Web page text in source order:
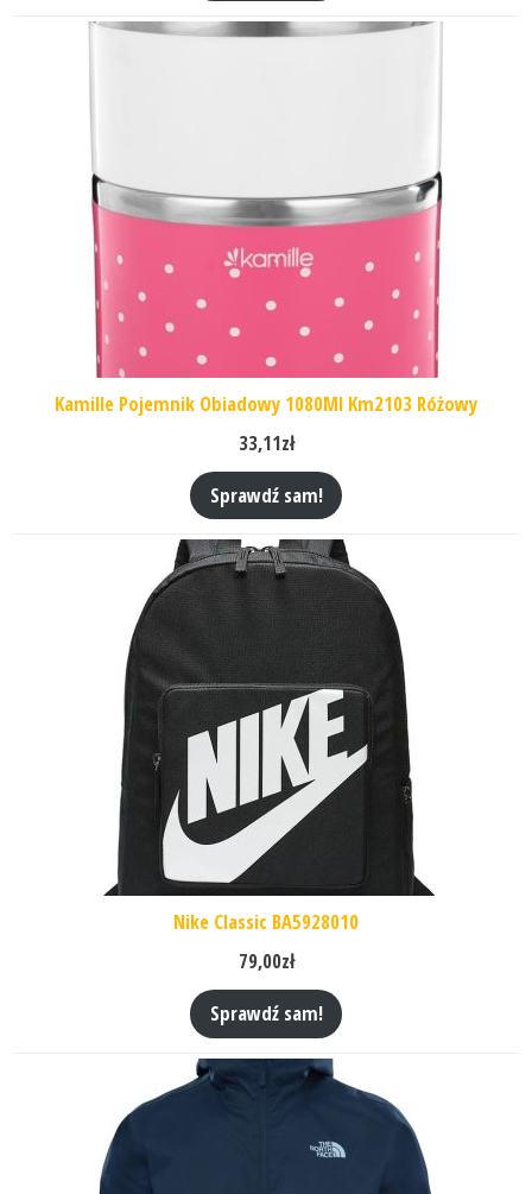
Kamille Pojemnik Obiadowy 1080Ml Km2103 Różowy
33,11zł
Sprawdź sam!
Nike Classic BA5928010
79,00zł
Sprawdź sam!